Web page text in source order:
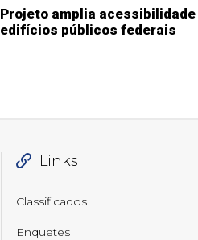
Projeto amplia acessibilidade
edifícios públicos federais
Links
Classificados
Enquetes